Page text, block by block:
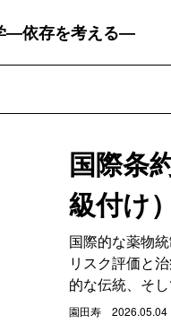
―依存を考える―
国際条
級付け
国際的な薬物
リスク評価と
的な伝統、そ
園田寿 2026.05.04